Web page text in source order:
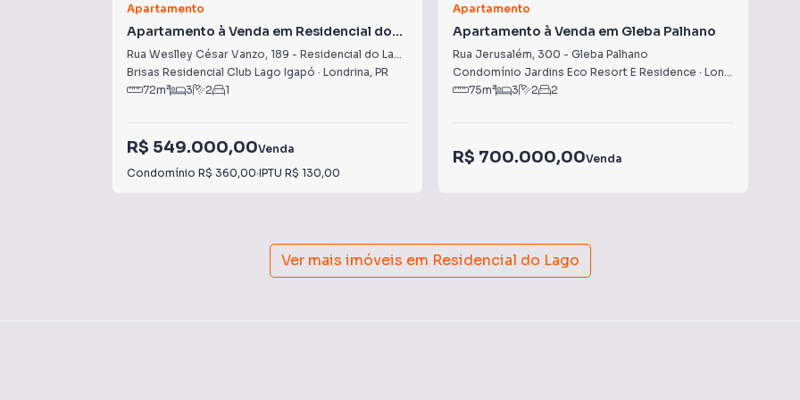
Apartamento
Apartamento à Venda em Residencial do
Lago
Rua Weslley César Vanzo, 189 - Residencial do Lago
Brisas Residencial Club Lago Igapó · Londrina, PR
72m² 3 2 1
R$ 549.000,00Venda
Condomínio R$ 360,00·IPTU R$ 130,00
Apartamento
Apartamento à Venda em Gleba Palhano
Rua Jerusalém, 300 - Gleba Palhano
Condomínio Jardins Eco Resort E Residence · Londrina
75m² 3 2 2
R$ 700.000,00Venda
Ver mais imóveis em Residencial do Lago